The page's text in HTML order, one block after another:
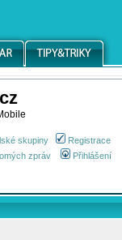
skupiny
Registrace
zpráv Přihlášení